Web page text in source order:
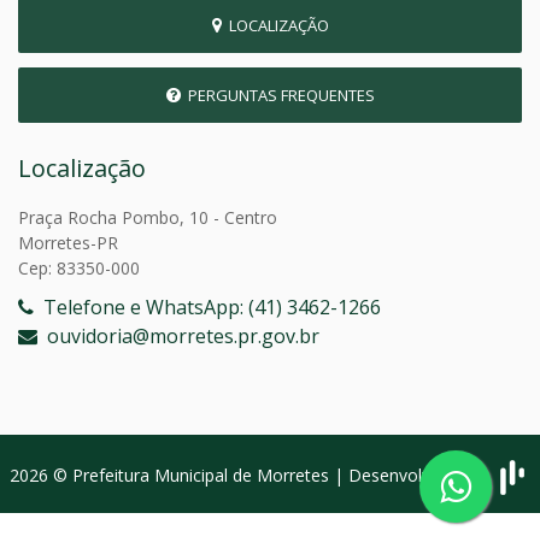
LOCALIZAÇÃO
PERGUNTAS FREQUENTES
Localização
Praça Rocha Pombo, 10 - Centro
Morretes-PR
Cep: 83350-000
Telefone e WhatsApp: (41) 3462-1266
ouvidoria@morretes.pr.gov.br
2026 © Prefeitura Municipal de Morretes | Desenvolvido por: